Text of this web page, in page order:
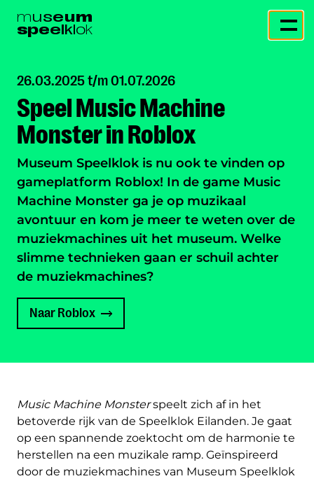
museum
speelklok
26.03.2025 t/m 01.07.2026
Speel Music Machine
Monster in Roblox
Museum Speelklok is nu ook te vinden op
gameplatform Roblox! In de game Music
Machine Monster ga je op muzikaal
avontuur en kom je meer te weten over de
muziekmachines uit het museum. Welke
slimme technieken gaan er schuil achter
de muziekmachines?
Naar Roblox
Music Machine Monsterspeelt zich af in het
betoverde rijk van de Speelklok Eilanden. Je gaat
op een spannende zoektocht om de harmonie te
herstellen na een muzikale ramp. Geïnspireerd
door de muziekmachines van Museum Speelklok